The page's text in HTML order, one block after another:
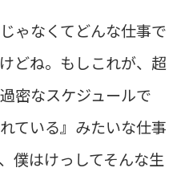
ゃなくてどんな仕事で
どね。もしこれが、超
密なスケジュールで
ている』みたいな仕事
僕はけっしてそんな生